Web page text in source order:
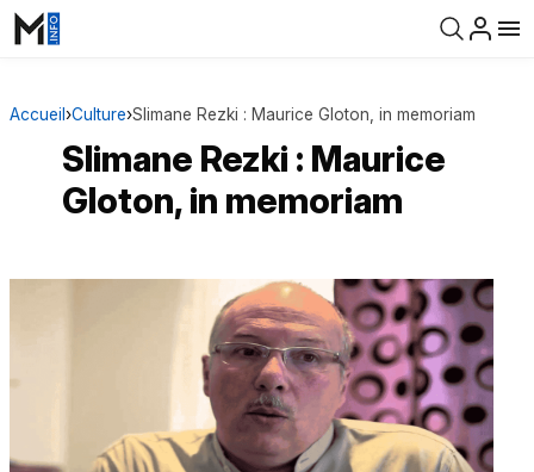
Accueil ›Culture›Slimane Rezki : Maurice Gloton, in memoriam
Slimane Rezki : Maurice
Gloton, in memoriam